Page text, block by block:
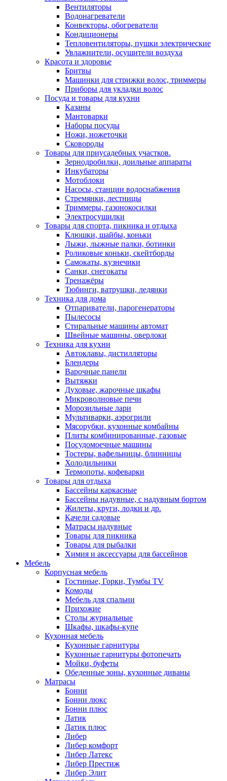
Вентиляторы
Водонагреватели
Конвекторы, обогреватели
Кондиционеры
Тепловентиляторы, пушки электрические
Увлажнители, осушители воздуха
Красота и здоровье
Бритвы
Машинки для стрижки волос, триммеры
Приборы для укладки волос
Посуда и товары для кухни
Казаны
Мантоварки
Наборы посуды
Ножи, ножеточки
Сковороды
Товары для приусадебных участков.
Зернодробилки, доильные аппараты
Инкубаторы
Мотоблоки
Насосы, станции водоснабжения
Стремянки, лестницы
Триммеры, газонокосилки
Электросушилки
Товары для спорта, пикника и отдыха
Клюшки, шайбы, коньки
Лыжи, лыжные палки, ботинки
Роликовые коньки, скейтборды
Самокаты, кузнечики
Санки, снегокаты
Тренажёры
Тюбинги, ватрушки, ледянки
Техника для дома
Отпариватели, парогенераторы
Пылесосы
Стиральные машины автомат
Швейные машины, оверлоки
Техника для кухни
Автоклавы, дистилляторы
Блендеры
Варочные панели
Вытяжки
Духовые, жарочные шкафы
Микроволновые печи
Морозильные лари
Мультиварки, аэрогрили
Мясорубки, кухонные комбайны
Плиты комбинированные, газовые
Посудомоечные машины
Тостеры, вафельницы, блинницы
Холодильники
Термопоты, кофеварки
Товары для отдыха
Бассейны каркасные
Бассейны надувные, с надувным бортом
Жилеты, круги, лодки и др.
Качели садовые
Матрасы надувные
Товары для пикника
Товары для рыбалки
Химия и аксессуары для бассейнов
Мебель
Корпусная мебель
Гостиные, Горки, Тумбы TV
Комоды
Мебель для спальни
Прихожие
Столы журнальные
Шкафы, шкафы-купе
Кухонная мебель
Кухонные гарнитуры
Кухонные гарнитуры фотопечать
Мойки, буфеты
Обеденные зоны, кухонные диваны
Матрасы
Бонни
Бонни люкс
Бонни плюс
Латик
Латик плюс
Либер
Либер комфорт
Либер Латекс
Либер Престиж
Либер Элит